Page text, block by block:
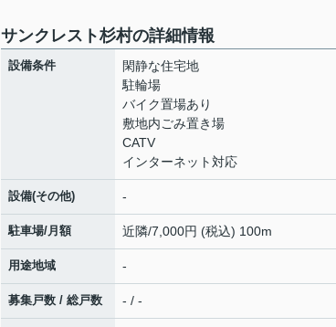
サンクレスト杉村の詳細情報
設備条件
閑静な住宅地
駐輪場
バイク置場あり
敷地内ごみ置き場
CATV
インターネット対応
設備(その他) -
駐車場/月額 近隣/7,000円 (税込) 100m
用途地域 -
募集戸数 / 総戸数 - / -